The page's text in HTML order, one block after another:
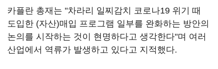
카플란 총재는 "차라리 일찌감치 코로나19 위기 때
도입한 (자산)매입 프로그램 일부를 완화하는 방안의
논의를 시작하는 것이 현명하다고 생각한다"며 여러
산업에서 역류가 발생하고 있다고 지적했다.